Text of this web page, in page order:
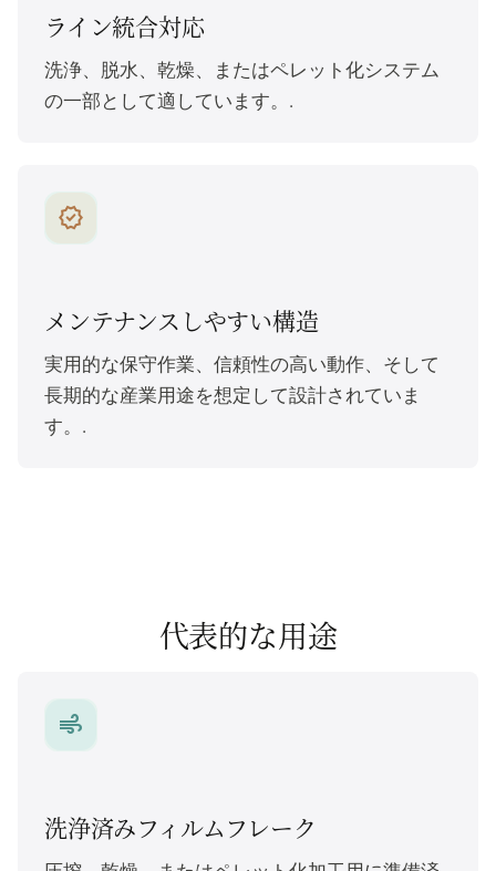
ライン統合対応
洗浄、脱水、乾燥、またはペレット化システム
の一部として適しています。.
verified
メンテナンスしやすい構造
実用的な保守作業、信頼性の高い動作、そして
長期的な産業用途を想定して設計されていま
す。.
代表的な用途
air
洗浄済みフィルムフレーク